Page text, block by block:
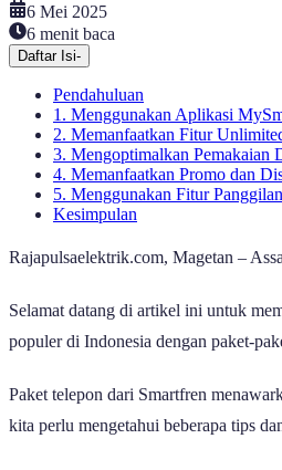
6 Mei 2025
6 menit baca
Daftar Isi-
Pendahuluan
1. Menggunakan Aplikasi
2. Memanfaatkan Fitur
3. Mengoptimalkan Pemakaian
4. Memanfaatkan Promo dan
5. Menggunakan Fitur
Kesimpulan
Rajapulsaelektrik.com, Magetan –
Selamat datang di artikel ini untuk
populer di Indonesia dengan paket-
Paket telepon dari Smartfren
kita perlu mengetahui beberapa tips